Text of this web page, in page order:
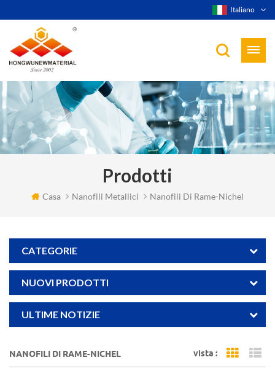
Italiano
Prodotti
Casa Nanofili Metallici Nanofili Di Rame-Nichel
CATEGORIE
NUOVI PRODOTTI
ULTIME NOTIZIE
NANOFILI DI RAME-NICHEL vista : Grid